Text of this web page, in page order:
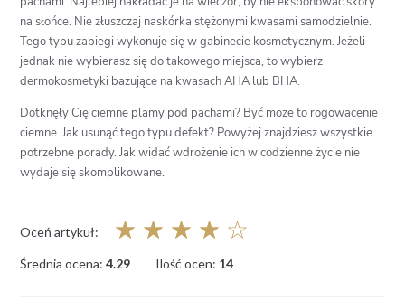
na słońce. Nie złuszczaj naskórka stężonymi kwasami samodzielnie.
Tego typu zabiegi wykonuje się w gabinecie kosmetycznym. Jeżeli
jednak nie wybierasz się do takowego miejsca, to wybierz
dermokosmetyki bazujące na kwasach AHA lub BHA.
Dotknęły Cię ciemne plamy pod pachami? Być może to rogowacenie
ciemne. Jak usunąć tego typu defekt? Powyżej znajdziesz wszystkie
potrzebne porady. Jak widać wdrożenie ich w codzienne życie nie
wydaje się skomplikowane.
Oceń artykuł: ☆ ☆ ☆ ☆ ☆
Średnia ocena: 4.29 Ilość ocen: 14